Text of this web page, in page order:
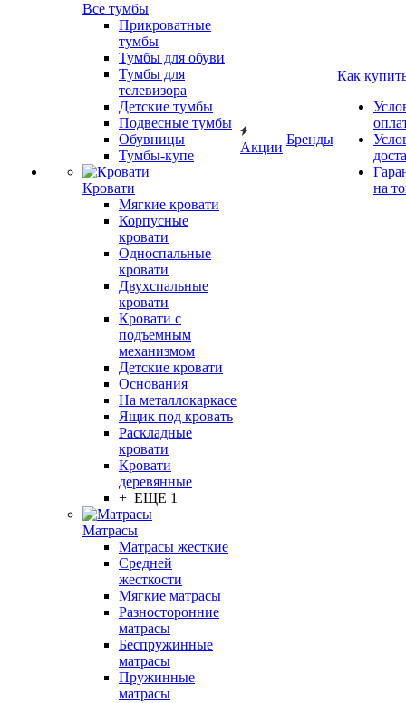
Все тумбы
Прикроватные
тумбы
Тумбы для обуви
Тумбы для
телевизора
Детские тумбы
Подвесные тумбы
Обувницы
Тумбы-купе
Кровати
Мягкие кровати
Корпусные
кровати
Односпальные
кровати
Двухспальные
кровати
Кровати с
подъемным
механизмом
Детские кровати
Основания
На металлокаркасе
Ящик под кровать
Раскладные
кровати
Кровати
деревянные
+ ЕЩЕ 1
Матрасы
Матрасы жесткие
Средней
жесткости
Мягкие матрасы
Разносторонние
матрасы
Беспружинные
матрасы
Пружинные
матрасы
Акции
Бренды
Как
на